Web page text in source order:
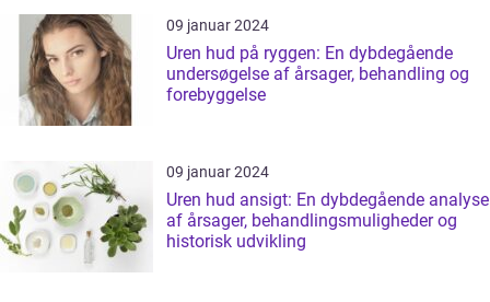
09 januar 2024
Uren hud på ryggen: En dybdegående
undersøgelse af årsager, behandling og
forebyggelse
09 januar 2024
Uren hud ansigt: En dybdegående analyse
af årsager, behandlingsmuligheder og
historisk udvikling